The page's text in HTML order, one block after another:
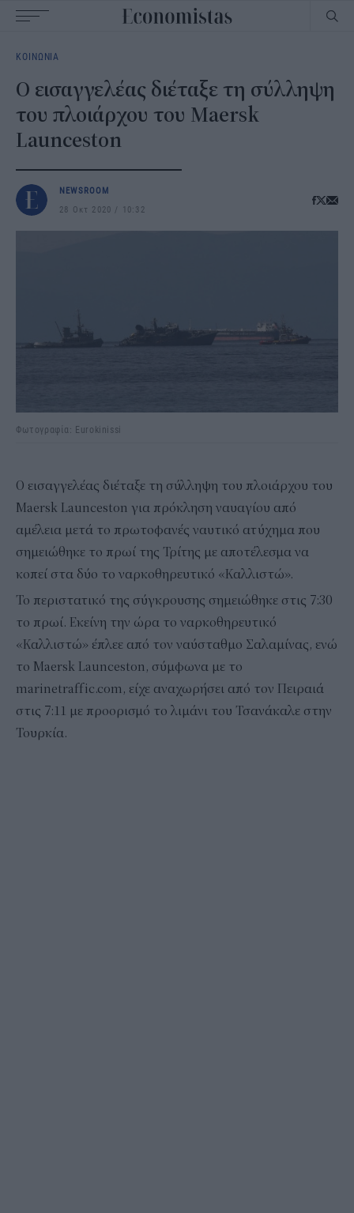
navigation
ΚΟΙΝΩΝΙΑ
Ο εισαγγελέας διέταξε τη σύλληψη
του πλοιάρχου του Maersk
Launceston
NEWSROOM
28 Οκτ 2020
10:32
Φωτογραφία: Eurokinissi
Ο εισαγγελέας διέταξε τη σύλληψη του πλοιάρχου του
Maersk Launceston για πρόκληση ναυαγίου από
αμέλεια μετά το πρωτοφανές ναυτικό ατύχημα που
σημειώθηκε το πρωί της Τρίτης με αποτέλεσμα να
κοπεί στα δύο το ναρκοθηρευτικό «Καλλιστώ».
Το περιστατικό της σύγκρουσης σημειώθηκε στις 7:30
το πρωί. Εκείνη την ώρα το ναρκοθηρευτικό
«Καλλιστώ» έπλεε από τον ναύσταθμο Σαλαμίνας, ενώ
το Maersk Launceston, σύμφωνα με το
marinetraffic.com, είχε αναχωρήσει από τον Πειραιά
στις 7:11 με προορισμό το λιμάνι του Τσανάκαλε στην
Τουρκία.